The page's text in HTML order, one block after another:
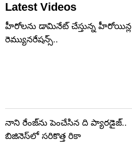
Latest Videos
హీరోలను డామినేట్ చేస్తున్న హీరోయిన్ల
రెమ్యునరేషన్స్..
నాని రేంజ్‌ను పెంచేసిన ది ప్యారడైజ్..
బిజినెస్‌లో సరికొత్త రికా